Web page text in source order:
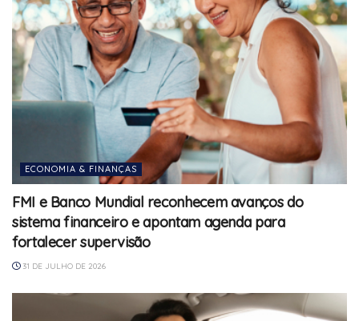
ECONOMIA & FINANÇAS
FMI e Banco Mundial reconhecem avanços do
sistema financeiro e apontam agenda para
fortalecer supervisão
31 DE JULHO DE 2026